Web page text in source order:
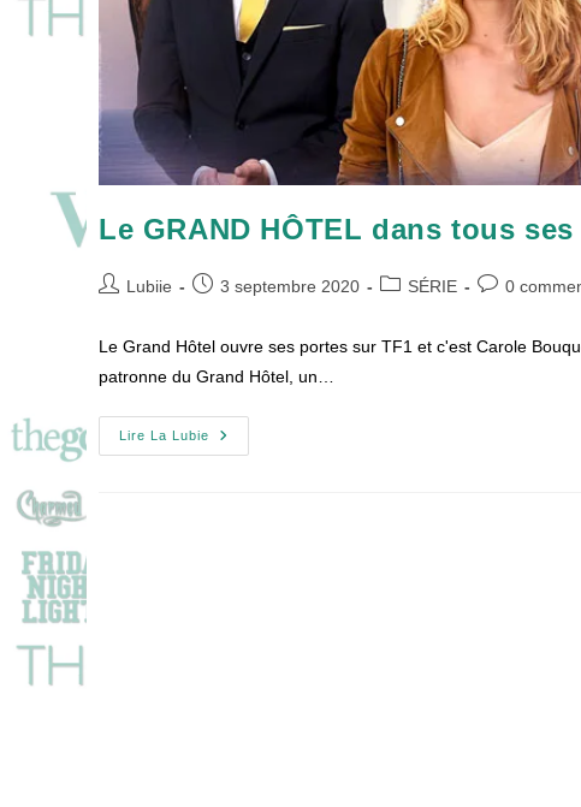
Le GRAND HÔTEL dans tous
Auteur/autrice
Lubiie
Publication
3 septembre 2020
PostSÉRIE 0
Le Grand Hôtel ouvre ses portes sur TF1 et c'est Carole
patronne du Grand Hôtel, un…
Lire La Lubie
Le
GRAND